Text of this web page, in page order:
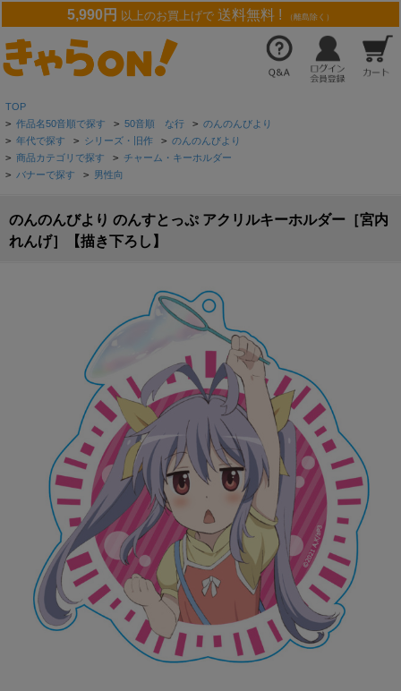
5,990円 以上のお買上げで 送料無料 ! （離島除く）
TOP
> 作品名50音順で探す > 50音順 な行 > のんのんびより
> 年代で探す > シリーズ・旧作 > のんのんびより
> 商品カテゴリで探す > チャーム・キーホルダー
> バナーで探す > 男性向
のんのんびより のんすとっぷ アクリルキーホルダー［宮内
れんげ］【描き下ろし】